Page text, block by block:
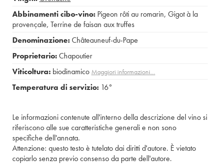
Abbinamenti cibo-vino: Pigeon rôti au romarin, Gigot à la
provençale, Terrine de faisan aux truffes
Denominazione:Châteauneuf-du-Pape
Proprietario:Chapoutier
Viticoltura: biodinamico Maggiori informazioni…
Temperatura di servizio: 16°
Le informazioni contenute all'interno della descrizione del vino si
riferiscono alle sue caratteristiche generali e non sono
specifiche dell'annata.
Attenzione: questo testo è tutelato dai diritti d'autore. È vietato
copiarlo senza previo consenso da parte dell'autore.